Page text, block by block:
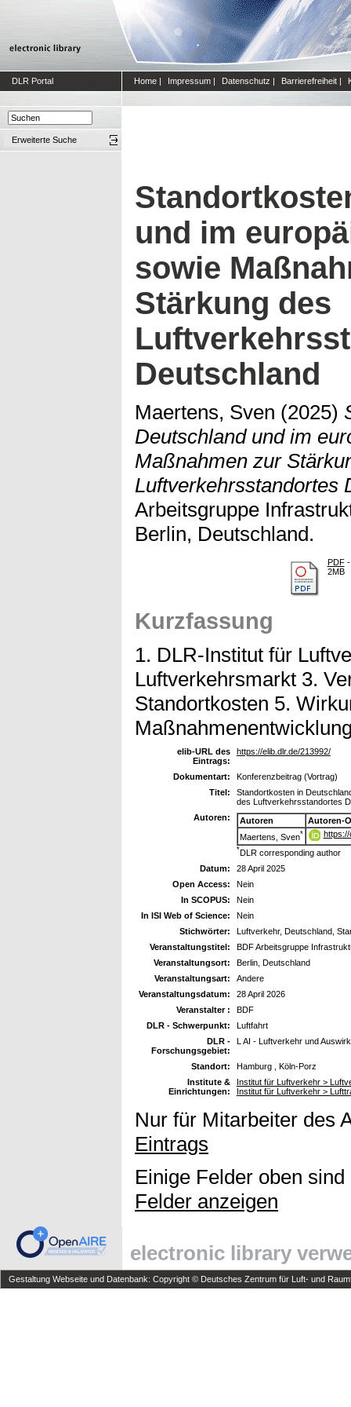
DLR Portal Home | Impressum | Datenschutz | Barrierefreiheit |
Erweiterte Suche
und im
sowie
Stärkung des
Deutschland
Maertens, Sven (2025)
Deutschland und im
Maßnahmen zur
Luftverkehrsstandortes
Arbeitsgruppe
Berlin, Deutschland.
PDF-
2MB
Kurzfassung
1. DLR-Institut für
Luftverkehrsmarkt 3.
Standortkosten 5.
elib-URL des
Eintrags:
https://elib.dlr.de/213992/
Dokumentart:
Konferenzbeitrag (Vortrag)
Titel:
Standortkosten in
des Luftverkehrsstandortes
Autoren:
Autoren
Autoren-
Maertens, Sven*
*DLR corresponding author
Datum:
28 April 2025
Open Access:
Nein
In SCOPUS:
Nein
In ISI Web of Science:
Nein
Stichwörter:
Luftverkehr, Deutschland,
Veranstaltungstitel:
BDF Arbeitsgruppe
Veranstaltungsort:
Berlin, Deutschland
Veranstaltungsart:
Andere
Veranstaltungsdatum:
28 April 2026
Veranstalter :
BDF
DLR - Schwerpunkt:
Luftfahrt
DLR -
Forschungsgebiet:
L AI - Luftverkehr und
Standort:
Hamburg , Köln-Porz
Institute &
Einrichtungen:
Institut für Luftverkehr >
Institut für Luftverkehr >
Nur für Mitarbeiter des
Eintrags
Einige Felder oben
Felder anzeigen
electronic library
Gestaltung Webseite und Datenbank: Copyright © Deutsches Zentrum für Luft- und